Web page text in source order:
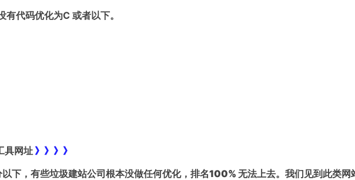
代码优化为C 或者以下。
具网址 》》》》
下，有些垃圾建站公司根本没做任何优化，排名100% 无法上去。我们见到此类